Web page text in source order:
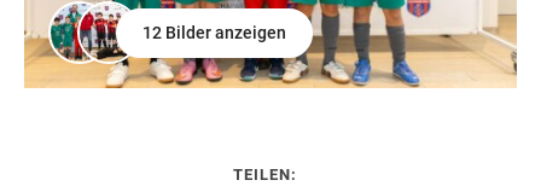
12 Bilder anzeigen
TEILEN: